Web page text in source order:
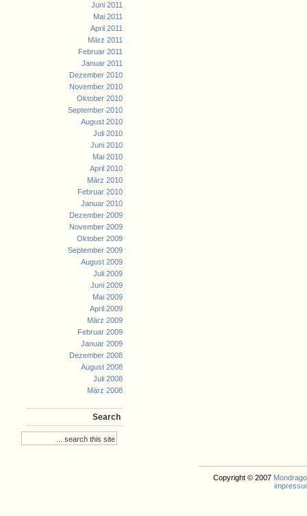
Juni 2011
Mai 2011
April 2011
März 2011
Februar 2011
Januar 2011
Dezember 2010
November 2010
Oktober 2010
September 2010
August 2010
Juli 2010
Juni 2010
Mai 2010
April 2010
März 2010
Februar 2010
Januar 2010
Dezember 2009
November 2009
Oktober 2009
September 2009
August 2009
Juli 2009
Juni 2009
Mai 2009
April 2009
März 2009
Februar 2009
Januar 2009
Dezember 2008
August 2008
Juli 2008
März 2008
Search
Copyright © 2007